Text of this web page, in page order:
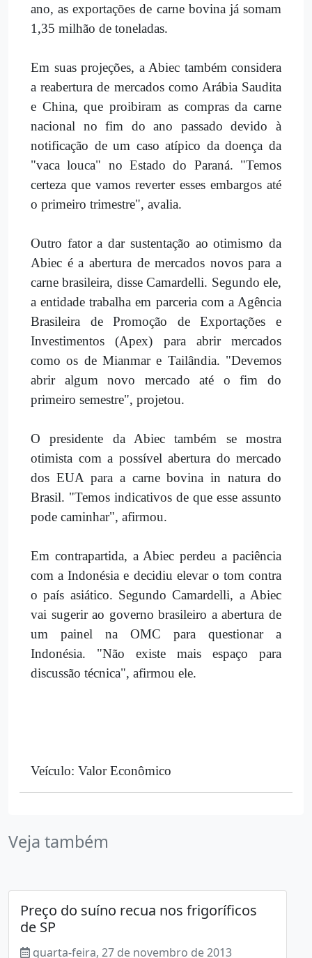
ano, as exportações de carne bovina já somam
1,35 milhão de toneladas.
Em suas projeções, a Abiec também considera
a reabertura de mercados como Arábia Saudita
e China, que proibiram as compras da carne
nacional no fim do ano passado devido à
notificação de um caso atípico da doença da
"vaca louca" no Estado do Paraná. "Temos
certeza que vamos reverter esses embargos até
o primeiro trimestre", avalia.
Outro fator a dar sustentação ao otimismo da
Abiec é a abertura de mercados novos para a
carne brasileira, disse Camardelli. Segundo ele,
a entidade trabalha em parceria com a Agência
Brasileira de Promoção de Exportações e
Investimentos (Apex) para abrir mercados
como os de Mianmar e Tailândia. "Devemos
abrir algum novo mercado até o fim do
primeiro semestre", projetou.
O presidente da Abiec também se mostra
otimista com a possível abertura do mercado
dos EUA para a carne bovina in natura do
Brasil. "Temos indicativos de que esse assunto
pode caminhar", afirmou.
Em contrapartida, a Abiec perdeu a paciência
com a Indonésia e decidiu elevar o tom contra
o país asiático. Segundo Camardelli, a Abiec
vai sugerir ao governo brasileiro a abertura de
um painel na OMC para questionar a
Indonésia. "Não existe mais espaço para
discussão técnica", afirmou ele.
Veículo: Valor Econômico
Veja também
Preço do suíno recua nos frigoríficos
de SP
quarta-feira, 27 de novembro de 2013